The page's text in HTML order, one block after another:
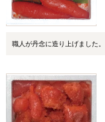
職人が丹念に造り上げました。